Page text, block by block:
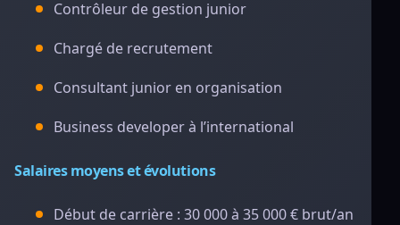
Contrôleur de gestion junior
Chargé de recrutement
Consultant junior en organisation
Business developer à l’international
Salaires moyens et évolutions
Début de carrière : 30 000 à 35 000 € brut/an